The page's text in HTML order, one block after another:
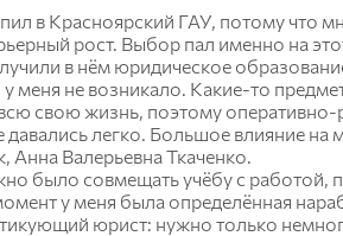
в Красноярский ГАУ, потому
рост. Выбор пал именно на
в нём юридическое
меня не возникало. Какие-то
свою жизнь, поэтому оперативно-
легко. Большое влияние
Анна Валерьевна Ткаченко.
было совмещать учёбу с работой,
у меня была определённая
юрист: нужно только